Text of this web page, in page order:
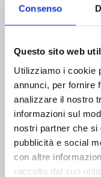
Consenso
Questo sito web
Utilizziamo i cookie
annunci, per fornire
analizzare il nostro
informazioni sul
nostri partner che si
pubblicità e social
con altre
raccolto dal suo
20 Settembre 2022
StretchWrap, un
sostituisce
Recyclable, una
contribuisce a
Mono Formable
Leggi di più